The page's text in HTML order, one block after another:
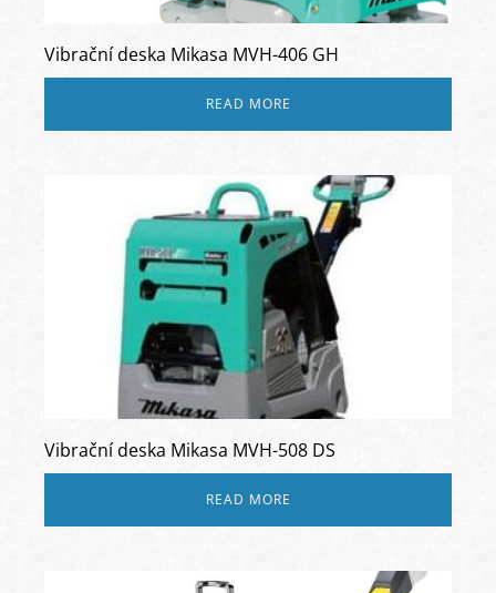
Vibrační deska Mikasa MVH-406 GH
READ MORE
Vibrační deska Mikasa MVH-508 DS
READ MORE